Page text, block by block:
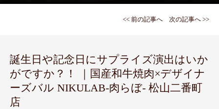
<< 前の記事へ 次の記事へ >>
誕生日や記念日にサプライズ演出はいか
がですか？！ ｜国産和牛焼肉×デザイナ
ーズバル NIKULAB-肉らぼ- 松山二番町
店